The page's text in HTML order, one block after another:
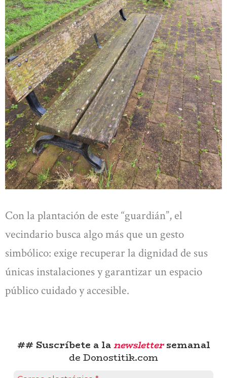
Con la plantación de este “guardián”, el
vecindario busca algo más que un gesto
simbólico: exige recuperar la dignidad de sus
únicas instalaciones y garantizar un espacio
público cuidado y accesible.
## Suscríbete a lanewslettersemanal
de Donostitik.com